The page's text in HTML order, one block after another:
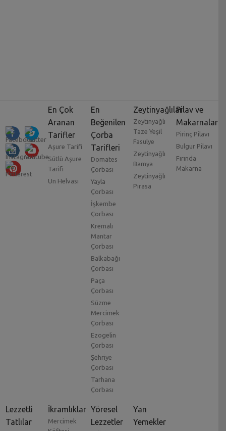
En Çok
Aranan
Tarifler
Aşure Tarifi
Sütlü Aşure
Tarifi
Un Helvası
En
Beğenilen
Çorba
Tarifleri
Domates
Çorbası
Yayla
Çorbası
İşkembe
Çorbası
Kremalı
Mantar
Çorbası
Balkabağı
Çorbası
Paça
Çorbası
Süzme
Mercimek
Çorbası
Ezogelin
Çorbası
Şehriye
Çorbası
Tarhana
Çorbası
Zeytinyağlılar
Zeytinyağlı
Taze Yeşil
Fasulye
Zeytinyağlı
Bamya
Zeytinyağlı
Pırasa
Pilav ve
Makarnalar
Pirinç Pilavı
Bulgur Pilavı
Fırında
Makarna
Lezzetli
Tatlılar
İkramlıklar
Mercimek
Yöresel
Lezzetler
Yan
Yemekler